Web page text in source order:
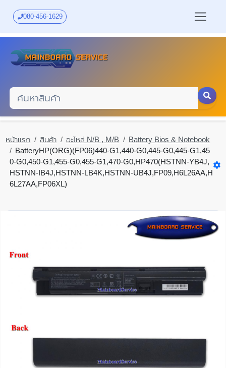
content
080-456-1629
หน้าแรก สินค้า อะไหล่ N/B , M/B
Battery Bios & Notebook
BatteryHP(ORG)(FP06)440-G1,440-G0,445-G0,445-G1,45
0-G0,450-G1,455-G0,455-G1,470-G0,HP470(HSTNN-YB4J,
HSTNN-IB4J,HSTNN-LB4K,HSTNN-UB4J,FP09,H6L26AA,H
6L27AA,FP06XL)